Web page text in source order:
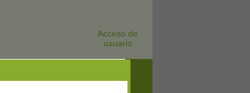
Acceso de
usuario